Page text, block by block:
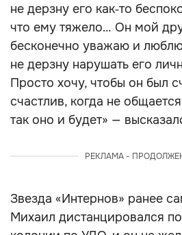
не дерзну его как‑то
что ему тяжело… Он мой
бесконечно уважаю и
не дерзну нарушать его
Просто хочу, чтобы он был
счастлив, когда не
так оно и будет» —
РЕКЛАМА -
Звезда «Интернов» ранее
Михаил дистанцировался